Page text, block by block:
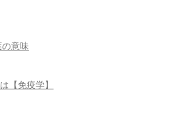
意味
【免疫学】